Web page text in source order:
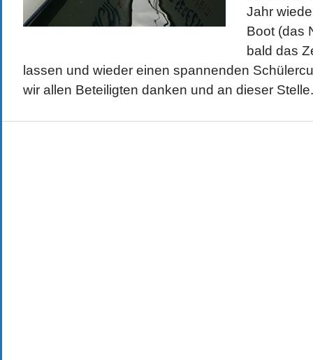
Jahr
Boot (das
bald das
lassen und wieder einen spannenden
wir allen Beteiligten danken und an dieser